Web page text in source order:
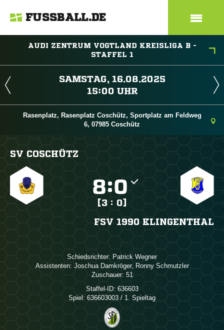
FUSSBALL.DE
AUDI ZENTRUM VOGTLAND KREISLIGA B -
STAFFEL 1
 
 
Rasenplatz, Rasenplatz Coschütz, Sportplatz am Feldweg
6, 07985 Coschütz
SV COSCHÜTZ
:
[3 : 0]
FSV 1990 KLINGENTHAL
Schiedsrichter:  
Assistenten:  ,  
Zuschauer: 51
Staffel-ID: 636603
Spiel: 636603003 / 1. Spieltag